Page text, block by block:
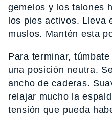
gemelos y los talones
los pies activos. Lleva
muslos. Mantén esta
Para terminar,
una posición neutra.
ancho de caderas.
relajar mucho la
tensión que pueda